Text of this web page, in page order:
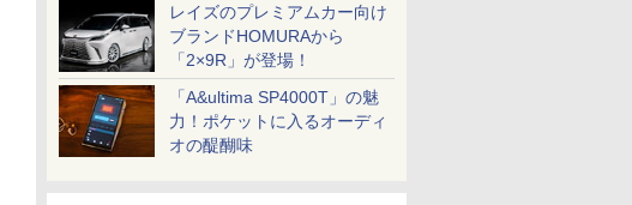
レイズのプレミアムカー向け
ブランドHOMURAから
「2×9R」が登場！
「A&ultima SP4000T」の魅
力！ポケットに入るオーディ
オの醍醐味